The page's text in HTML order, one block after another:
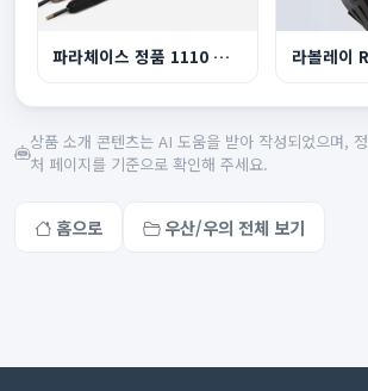
파라체이스 정품 1110 프리미엄 이중캐노피 자동장...
상품 소개 콘텐츠는 AI 도움을 받아 작성되었으며,
처 페이지를 기준으로 확인해 주세요.
홈으로 우산/우의 전체 보기